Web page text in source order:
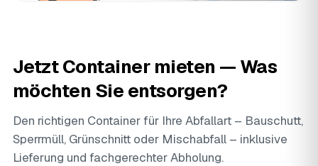
Jetzt Container mieten — Was
möchten Sie entsorgen?
Den richtigen Container für Ihre Abfallart – Bauschutt,
Sperrmüll, Grünschnitt oder Mischabfall – inklusive
Lieferung und fachgerechter Abholung.